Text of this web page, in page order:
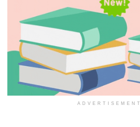
ADVERTISEMENT